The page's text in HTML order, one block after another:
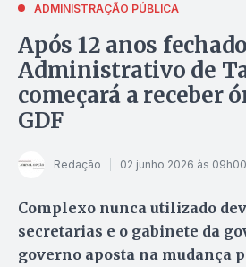
ADMINISTRAÇÃO PÚBLICA
Após 12 anos
Administrativo de
começará a receber
GDF
Redação 02 junho 2026 às 09h00
Complexo nunca utilizado
secretarias e o gabinete da
governo aposta na mudança